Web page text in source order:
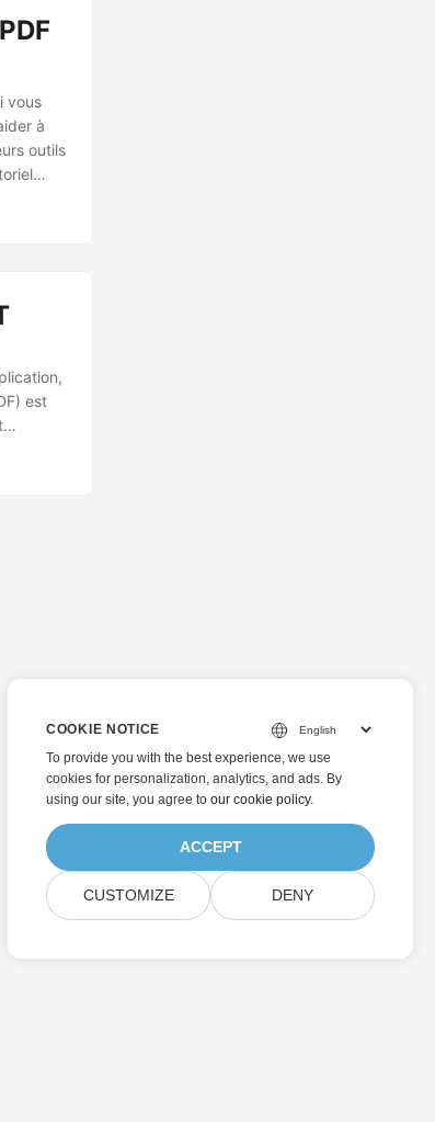
vous
à
outils
est
les
COOKIE NOTICE
To provide you with the best experience, we use
cookies for personalization, analytics, and ads. By
using our site, you agree to our cookie policy.
ACCEPT
CUSTOMIZE DENY